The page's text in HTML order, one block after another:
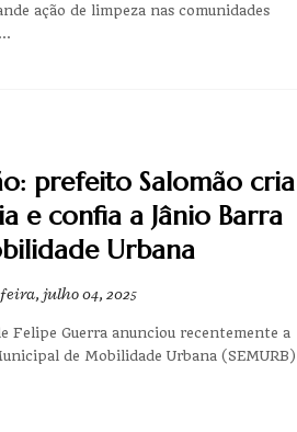
ação de limpeza nas comunidades
prefeito Salomão cria
e confia a Jânio Barra
Urbana
julho 04, 2025
Felipe Guerra anunciou recentemente a
de Mobilidade Urbana